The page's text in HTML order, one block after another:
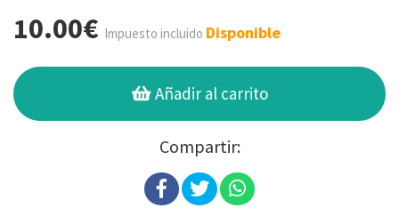
10.00€ Impuesto incluido Disponible
Añadir al carrito
Compartir: